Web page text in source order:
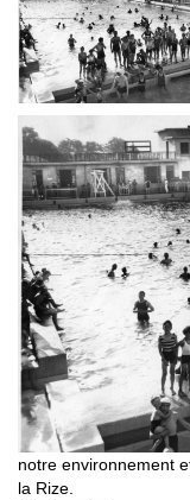
notre environnement
la Rize.